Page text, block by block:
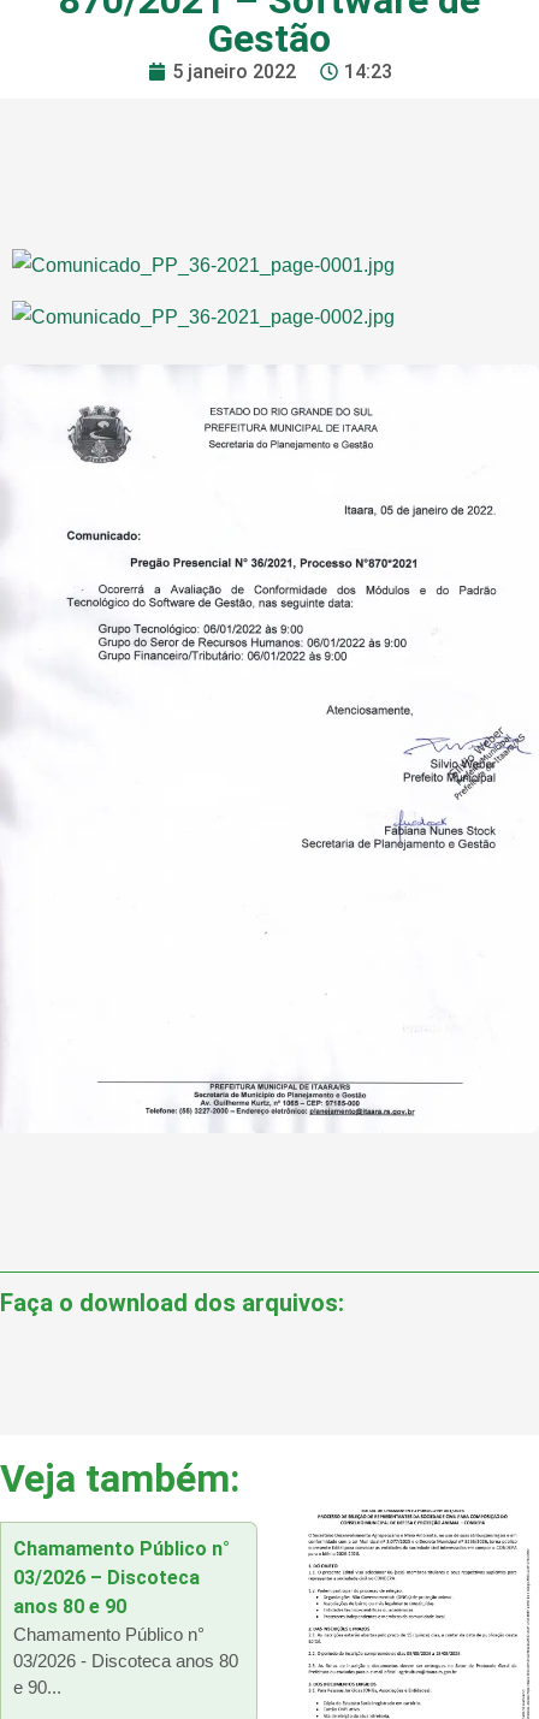
Gestão
5 janeiro 2022 14:23
Faça o download dos arquivos:
Veja também:
Chamamento Público n°
03/2026 – Discoteca
anos 80 e 90
Chamamento Público n°
03/2026 - Discoteca anos 80
e 90...